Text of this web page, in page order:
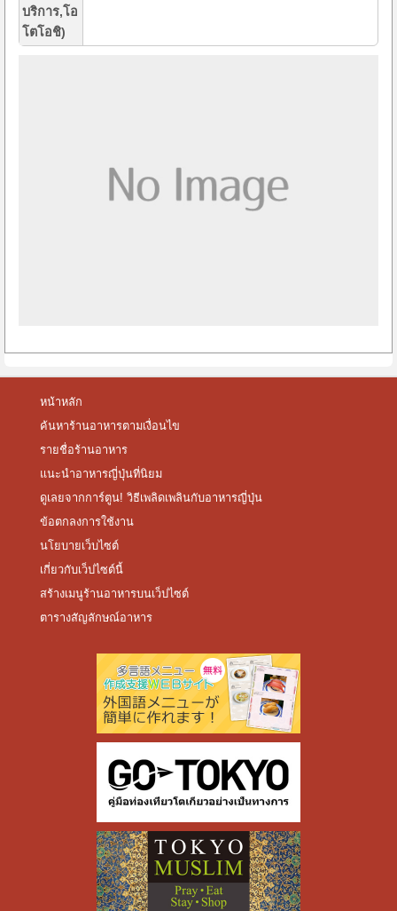
บริการ,โอ
โตโอชิ)
หน้าหลัก
ค้นหาร้านอาหารตามเงื่อนไข
รายชื่อร้านอาหาร
แนะนำอาหารญี่ปุ่นที่นิยม
ดูเลยจากการ์ตูน! วิธีเพลิดเพลินกับอาหารญี่ปุ่น
ข้อตกลงการใช้งาน
นโยบายเว็บไซต์
เกี่ยวกับเว็ปไซต์นี้
สร้างเมนูร้านอาหารบนเว็ปไซต์
ตารางสัญลักษณ์อาหาร